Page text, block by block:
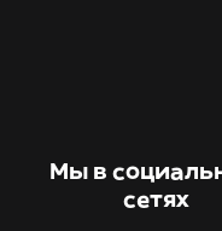
Мы в
сетях